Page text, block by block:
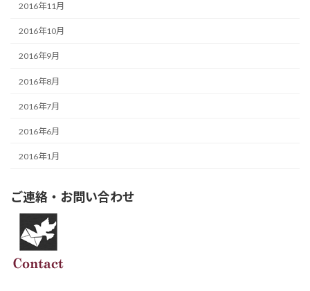
2016年11月
2016年10月
2016年9月
2016年8月
2016年7月
2016年6月
2016年1月
ご連絡・お問い合わせ